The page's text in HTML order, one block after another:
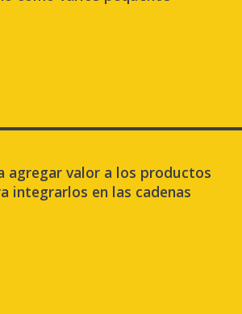
agregar valor a los productos
integrarlos en las cadenas